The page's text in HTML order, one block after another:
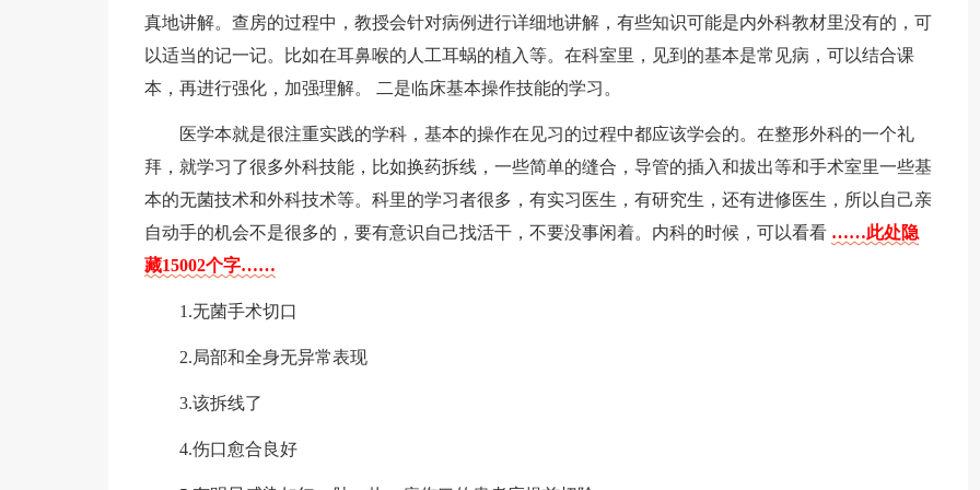
真地讲解。查房的过程中，教授会针对病例进行详细地讲解，有些知识可能是内外科教材里没有的，可
以适当的记一记。比如在耳鼻喉的人工耳蜗的植入等。在科室里，见到的基本是常见病，可以结合课
本，再进行强化，加强理解。 二是临床基本操作技能的学习。
医学本就是很注重实践的学科，基本的操作在见习的过程中都应该学会的。在整形外科的一个礼
拜，就学习了很多外科技能，比如换药拆线，一些简单的缝合，导管的插入和拔出等和手术室里一些基
本的无菌技术和外科技术等。科里的学习者很多，有实习医生，有研究生，还有进修医生，所以自己亲
自动手的机会不是很多的，要有意识自己找活干，不要没事闲着。内科的时候，可以看看 ……此处隐
藏15002个字……
1.无菌手术切口
2.局部和全身无异常表现
3.该拆线了
4.伤口愈合良好